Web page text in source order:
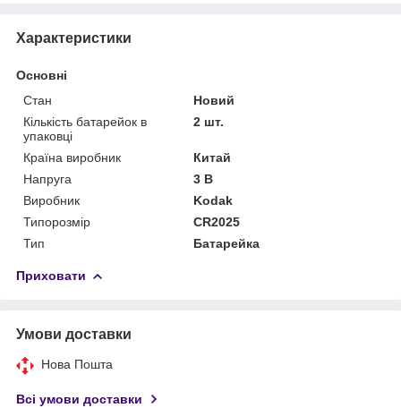
Характеристики
Основні
Стан
Новий
Кількість батарейок в
упаковці
2 шт.
Країна виробник
Китай
Напруга
3 В
Виробник
Kodak
Типорозмір
CR2025
Тип
Батарейка
Приховати
Умови доставки
Нова Пошта
Всі умови доставки